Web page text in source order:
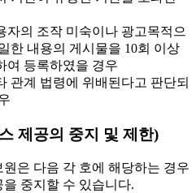
자의 조작 미숙이나 광고목적으
한 내용의 게시물을 10회 이상
여 등록하였을 경우
관계 법령에 위배된다고 판단되
제공의 중지 및 제한)
은 다음 각 호에 해당하는 경우
중지할 수 있습니다.